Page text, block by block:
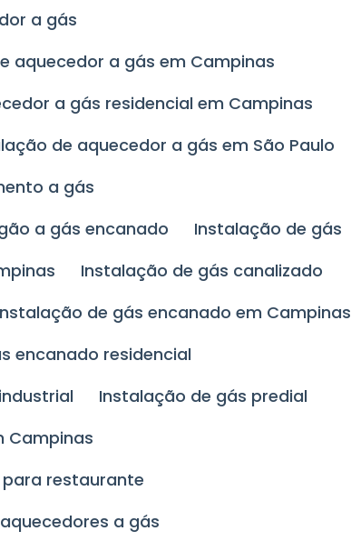
a gás
aquecedor a gás em Campinas
a gás residencial em Campinas
de aquecedor a gás em São Paulo
a gás
a gás encanado
Instalação de gás
Instalação de gás canalizado
Instalação de gás encanado em Campinas
encanado residencial
Instalação de gás predial
Campinas
restaurante
a gás